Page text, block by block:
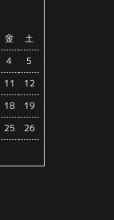
金
土
4
5
11
12
18
19
25
26